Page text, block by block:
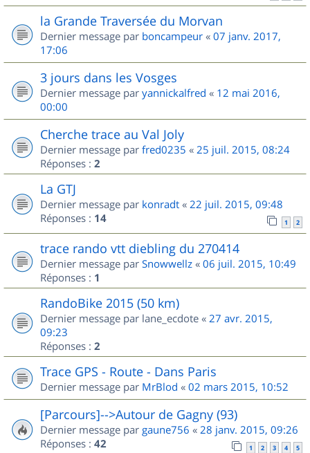
la Grande Traversée du Morvan
Dernier message par boncampeur « 07 janv. 2017,
17:06
3 jours dans les Vosges
Dernier message par yannickalfred « 12 mai 2016,
00:00
Cherche trace au Val Joly
Dernier message par fred0235 « 25 juil. 2015, 08:24
Réponses : 2
La GTJ
Dernier message par konradt « 22 juil. 2015, 09:48
Réponses : 14 1 2
trace rando vtt diebling du 270414
Dernier message par Snowwellz « 06 juil. 2015, 10:49
Réponses : 1
RandoBike 2015 (50 km)
Dernier message par lane_ecdote « 27 avr. 2015,
09:23
Réponses : 2
Trace GPS - Route - Dans Paris
Dernier message par MrBlod « 02 mars 2015, 10:52
[Parcours]-->Autour de Gagny (93)
Dernier message par gaune756 « 28 janv. 2015, 09:26
Réponses : 42 1 2 3 4 5